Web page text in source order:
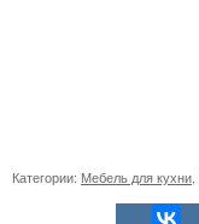
Категории: Мебель для кухни